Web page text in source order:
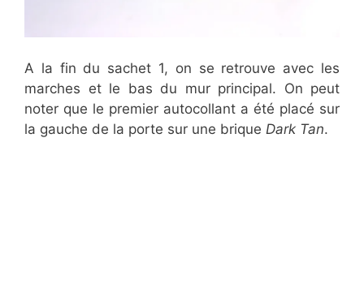
A la fin du sachet 1, on se retrouve avec les
marches et le bas du mur principal. On peut
noter que le premier autocollant a été placé sur
la gauche de la porte sur une brique Dark Tan.